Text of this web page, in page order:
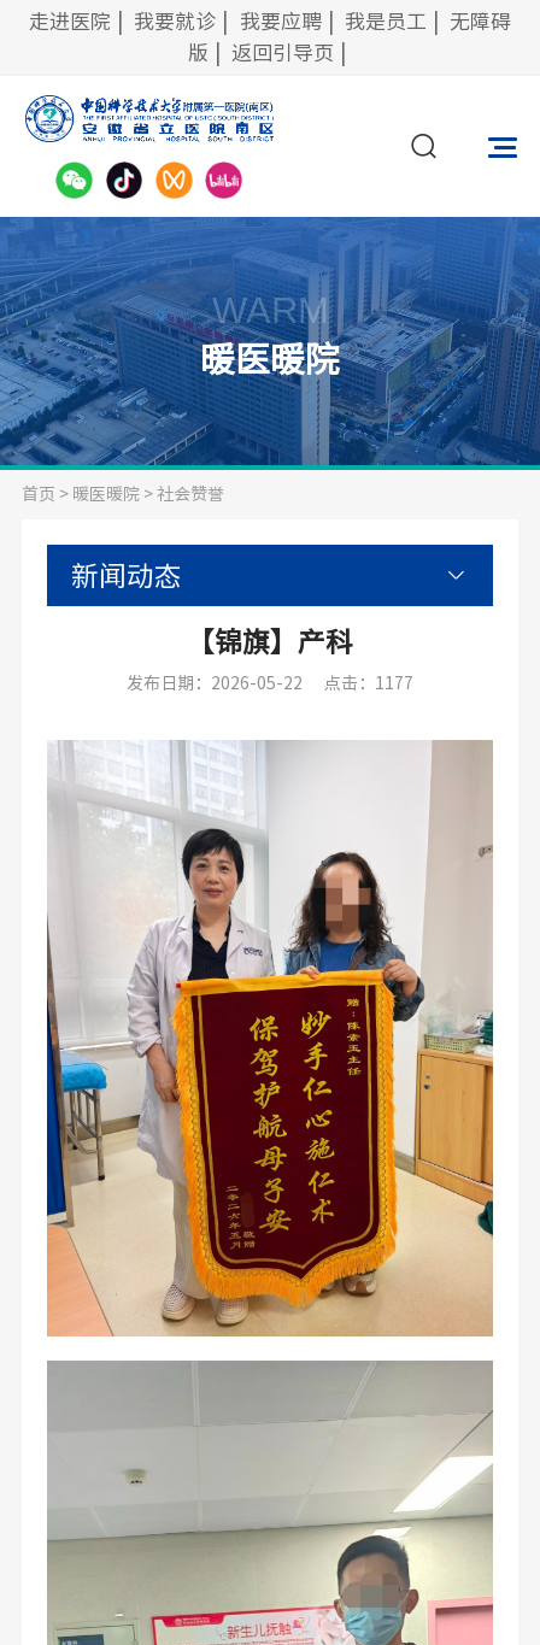
走进医院 我要就诊 我要应聘 我是员工
无障碍
版
返回引导页
WARM
暖医暖院
首页 > 暖医暖院 > 社会赞誉
新闻动态
【锦旗】产科
发布日期：2026-05-22 点击：1177